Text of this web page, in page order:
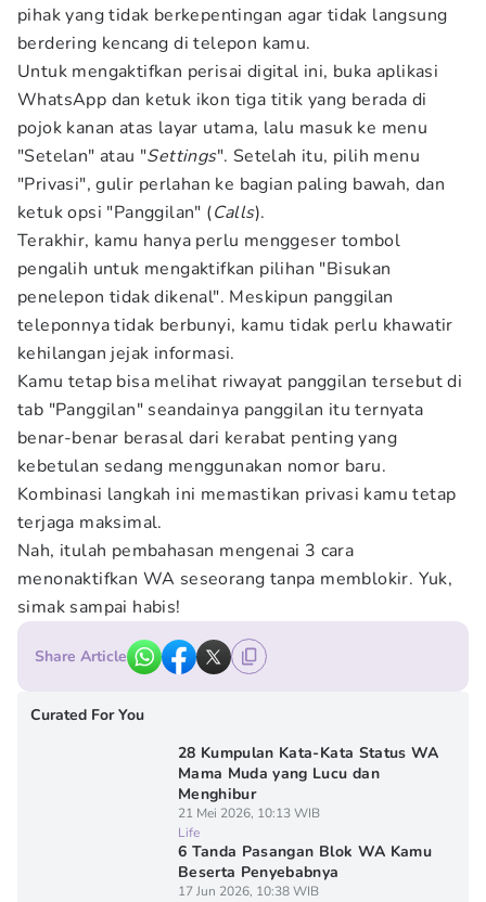
pihak yang tidak berkepentingan agar tidak langsung
berdering kencang di telepon kamu.
Untuk mengaktifkan perisai digital ini, buka aplikasi
WhatsApp dan ketuk ikon tiga titik yang berada di
pojok kanan atas layar utama, lalu masuk ke menu
"Setelan" atau "Settings". Setelah itu, pilih menu
"Privasi", gulir perlahan ke bagian paling bawah, dan
ketuk opsi "Panggilan" (Calls).
Terakhir, kamu hanya perlu menggeser tombol
pengalih untuk mengaktifkan pilihan "Bisukan
penelepon tidak dikenal". Meskipun panggilan
teleponnya tidak berbunyi, kamu tidak perlu khawatir
kehilangan jejak informasi.
Kamu tetap bisa melihat riwayat panggilan tersebut di
tab "Panggilan" seandainya panggilan itu ternyata
benar-benar berasal dari kerabat penting yang
kebetulan sedang menggunakan nomor baru.
Kombinasi langkah ini memastikan privasi kamu tetap
terjaga maksimal.
Nah, itulah pembahasan mengenai 3 cara
menonaktifkan WA seseorang tanpa memblokir. Yuk,
simak sampai habis!
Share Article
Curated For You
28 Kumpulan Kata-Kata Status WA
Mama Muda yang Lucu dan
Menghibur
21 Mei 2026, 10:13 WIB
Life
6 Tanda Pasangan Blok WA Kamu
Beserta Penyebabnya
17 Jun 2026, 10:38 WIB